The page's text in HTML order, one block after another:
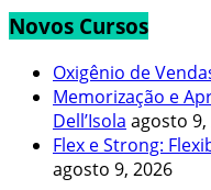
Novos Cursos
Oxigênio de
Memorização e
Dell’Isola agosto 9,
Flex e Strong:
agosto 9, 2026